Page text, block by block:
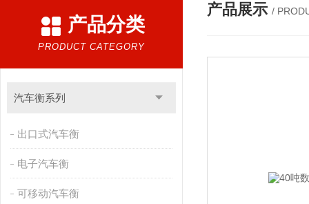
产品分类
PRODUCT CATEGORY
汽车衡系列
出口式汽车衡
电子汽车衡
可移动汽车衡
产品展示 /